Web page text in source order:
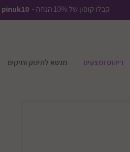
קבלו קופון של 10% הנחה - pinuk10
ריהוט ומצעים מנשא לתינוק ותיקים